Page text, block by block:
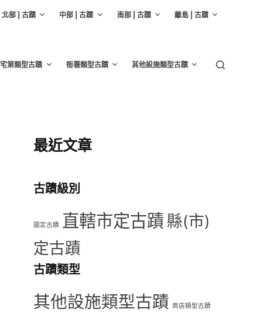
北部 | 古蹟 中部 | 古蹟 南部 | 古蹟 離島 | 古蹟
宅第類型古蹟 衙署類型古蹟 其他設施類型古蹟
最近文章
古蹟級別
國定古蹟 直轄市定古蹟縣(市)
定古蹟
古蹟類型
其他設施類型古蹟 商店類型古蹟